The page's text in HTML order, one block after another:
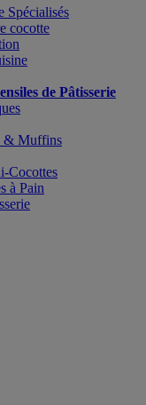
Spécialisés
cocotte
de Pâtisserie
& Muffins
Cocottes
à Pain